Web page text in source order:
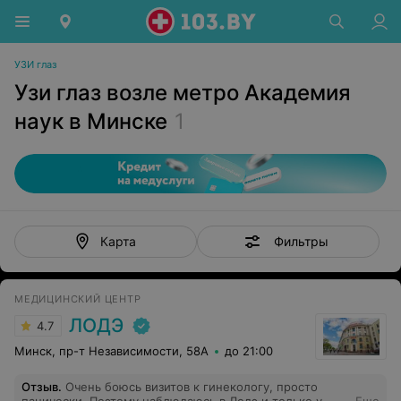
УЗИ глаз
Узи глаз возле метро Академия
наук в Минске 1
Карта Фильтры
МЕДИЦИНСКИЙ ЦЕНТР
4.7 ЛОДЭ
Минск, пр-т Независимости, 58А до 21:00
Отзыв. Очень боюсь визитов к гинекологу, просто